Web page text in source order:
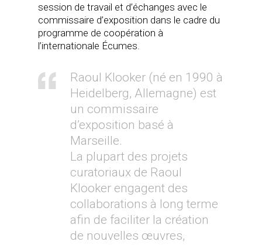
session de travail et d’échanges avec le
commissaire d’exposition dans le cadre du
programme de coopération à
l’internationale Écumes.
Raoul Klooker (né en 1990 à
Heidelberg, Allemagne) est
un commissaire
d’exposition basé à
Marseille.
La plupart des projets
curatoriaux de Raoul
Klooker engagent des
collaborations à long terme
afin de faciliter la création
de nouvelles œuvres,